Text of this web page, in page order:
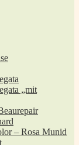
„mit
– Rosa Munid